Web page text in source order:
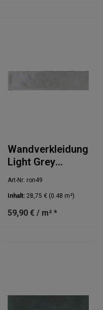
Wandverkleidung
Light Grey
glänzend 6x25cm
Art-Nr: ron49
Inhalt: 28,75 € (0.48 m²)
59,90 € / m² *